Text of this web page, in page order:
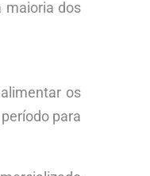
maioria dos
os
para